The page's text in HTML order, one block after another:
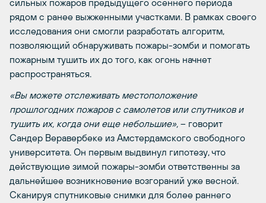
сильных пожаров предыдущего осеннего периода
рядом с ранее выжженными участками. В рамках своего
исследования они смогли разработать алгоритм,
позволяющий обнаруживать пожары-зомби и помогать
пожарным тушить их до того, как огонь начнет
распространяться.
«Вы можете отслеживать местоположение
прошлогодних пожаров с самолетов или спутников и
тушить их, когда они еще небольшие», – говорит
Сандер Веравербеке из Амстердамского свободного
университета. Он первым выдвинул гипотезу, что
действующие зимой пожары-зомби ответственны за
дальнейшее возникновение возгораний уже весной.
Сканируя спутниковые снимки для более раннего